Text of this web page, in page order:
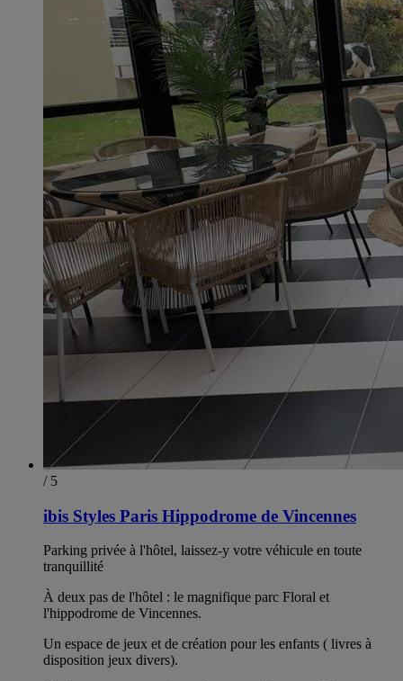
/ 5
ibis Styles Paris Hippodrome de Vincennes
Parking privée à l'hôtel, laissez-y votre véhicule en toute
tranquillité
À deux pas de l'hôtel : le magnifique parc Floral et
l'hippodrome de Vincennes.
Un espace de jeux et de création pour les enfants ( livres à
disposition jeux divers).